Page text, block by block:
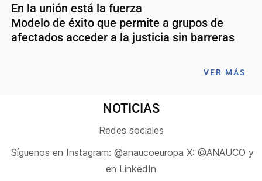
En la unión está la fuerza
Modelo de éxito que permite a grupos de
afectados acceder a la justicia sin barreras
VER MÁS
NOTICIAS
Redes sociales
Síguenos en Instagram: @anaucoeuropa X: @ANAUCO y
en LinkedIn